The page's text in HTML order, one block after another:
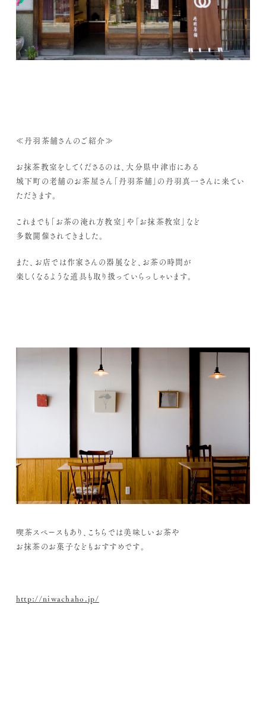
≪丹羽茶舗さんのご紹介≫
お抹茶教室をしてくださるのは、大分県中津市にある
城下町の老舗のお茶屋さん「丹羽茶舗」の丹羽真一さんに来てい
ただきます。
これまでも「お茶の淹れ方教室」や「お抹茶教室」など
多数開催されてきました。
また、お店では作家さんの器展など、お茶の時間が
楽しくなるような道具も取り扱っていらっしゃいます。
喫茶スペースもあり、こちらでは美味しいお茶や
お抹茶のお菓子などもおすすめです。
http://niwachaho.jp/